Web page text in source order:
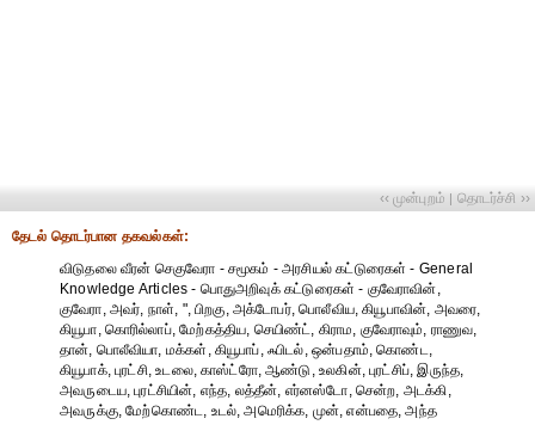
‹‹ முன்புறம் | தொடர்ச்சி ››
தேட‌ல் தொட‌ர்பான தகவ‌ல்க‌ள்:
விடுதலை வீரன் செகுவேரா - சமூகம் - அரசியல் கட்டுரைகள் - General
Knowledge Articles - பொதுஅறிவுக் கட்டுரைகள் - குவேராவின்,
குவேரா, அவர், நாள், ", பிறகு, அக்டோபர், பொலீவிய, கியூபாவின், அவரை,
கியூபா, கொரில்லாப், மேற்கத்திய, செயிண்ட், கிராம, குவேராவும், ராணுவ,
தான், பொலீவியா, மக்கள், கியூபாப், ஃபிடல், ஒன்பதாம், கொண்ட,
கியூபாக், புரட்சி, உடலை, காஸ்ட்ரோ, ஆண்டு, உலகின், புரட்சிப், இருந்த,
அவருடைய, புரட்சியின், எந்த, லத்தீன், எர்னஸ்டோ, சென்ற, அடக்கி,
அவருக்கு, மேற்கொண்ட, உடல், அமெரிக்க, முன், என்பதை, அந்த